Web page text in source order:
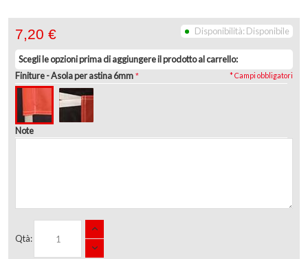
Disponibilità: Disponibile
7,20 €
Scegli le opzioni prima di aggiungere il prodotto al carrello:
Finiture- Asola per astina 6mm
Note
* Campi obbligatori
Qtà: